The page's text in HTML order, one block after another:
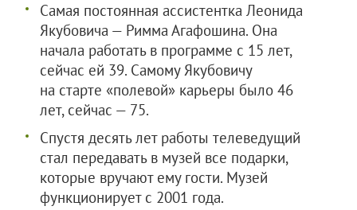
Самая постоянная ассистентка Леонида
Якубовича — Римма Агафошина. Она
начала работать в программе с 15 лет,
сейчас ей 39. Самому Якубовичу
на старте «полевой» карьеры было 46
лет, сейчас — 75.
Спустя десять лет работы телеведущий
стал передавать в музей все подарки,
которые вручают ему гости. Музей
функционирует с 2001 года.